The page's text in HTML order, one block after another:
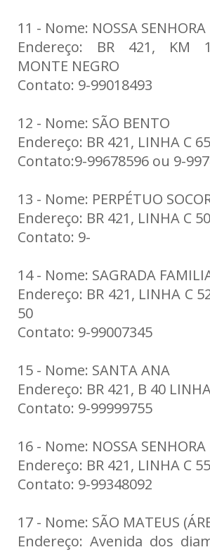
11 - Nome: NOSSA
Endereço: BR 421, KM
MONTE NEGRO
Contato: 9-99018493
12 - Nome: SÃO BENTO
Endereço: BR 421, LINHA C
Contato:9-99678596 ou 9-
13 - Nome: PERPÉTUO
Endereço: BR 421, LINHA C
Contato: 9-
14 - Nome: SAGRADA
Endereço: BR 421, LINHA C
50
Contato: 9-99007345
15 - Nome: SANTA ANA
Endereço: BR 421, B 40
Contato: 9-99999755
16 - Nome: NOSSA
Endereço: BR 421, LINHA C
Contato: 9-99348092
17 - Nome: SÃO MATEUS
Endereço: Avenida dos